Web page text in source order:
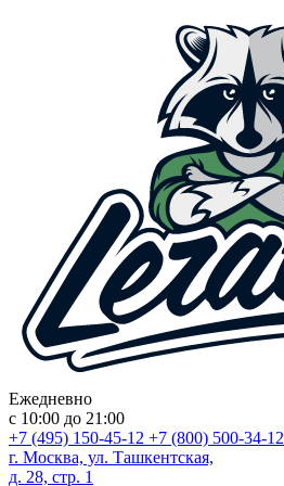
Ежедневно
с 10:00 до 21:00
+7 (495) 150-45-12 +7 (800) 500-34-12
г. Москва, ул. Ташкентская,
д. 28, стр. 1